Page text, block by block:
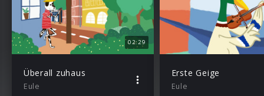
02:29
Überall zuhaus
Eule
Erste Geige
Eule